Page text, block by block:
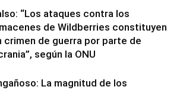
“Los ataques contra los
de Wildberries constituyen
crimen de guerra por parte de
según la ONU
La magnitud de los